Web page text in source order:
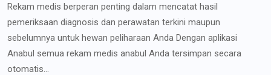
Rekam medis berperan penting dalam mencatat hasil
pemeriksaan diagnosis dan perawatan terkini maupun
sebelumnya untuk hewan peliharaan Anda Dengan aplikasi
Anabul semua rekam medis anabul Anda tersimpan secara
otomatis...